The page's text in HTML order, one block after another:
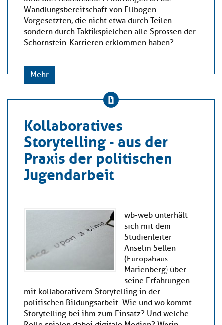
Wandlungsbereitschaft von Ellbogen-
Vorgesetzten, die nicht etwa durch Teilen
sondern durch Taktikspielchen alle Sprossen der
Schornstein-Karrieren erklommen haben?
Mehr
Kollaboratives
Storytelling - aus der
Praxis der politischen
Jugendarbeit
wb-web unterhält
sich mit dem
Studienleiter
Anselm Sellen
(Europahaus
Marienberg) über
seine Erfahrungen
mit kollaborativem Storytelling in der
politischen Bildungsarbeit. Wie und wo kommt
Storytelling bei ihm zum Einsatz? Und welche